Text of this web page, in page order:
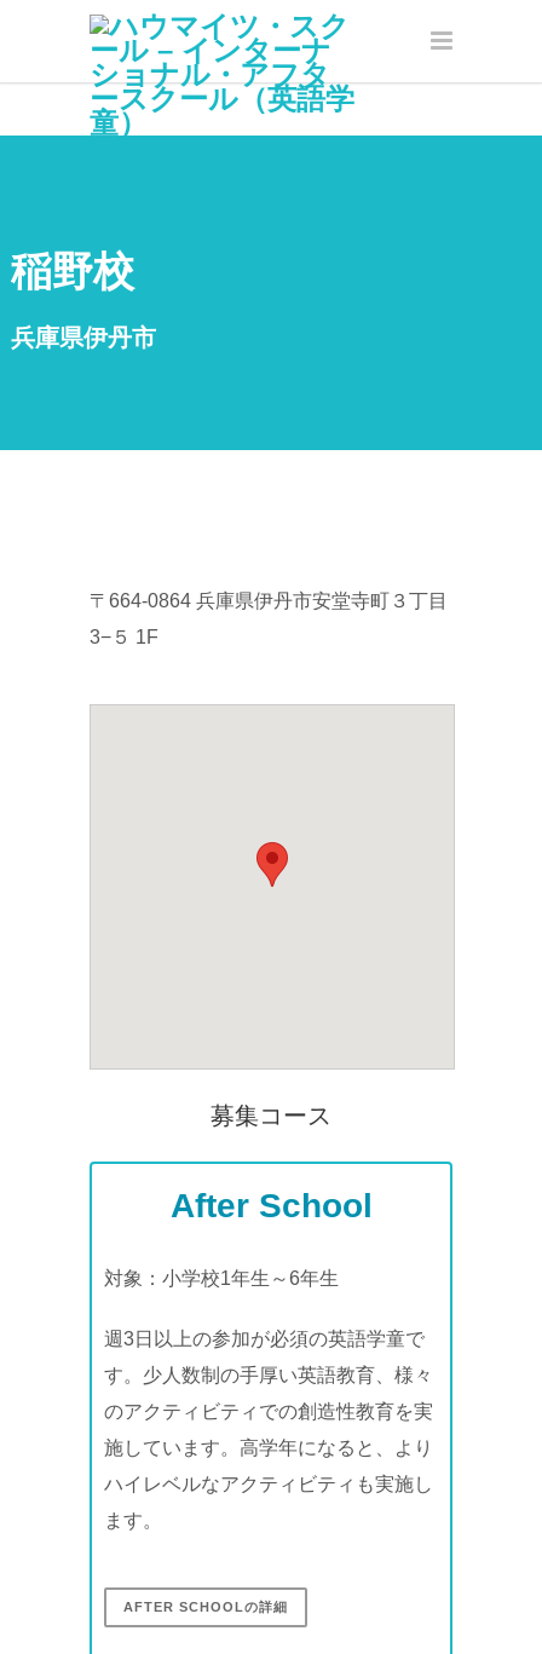
稲野校
兵庫県伊丹市
〒664-0864 兵庫県伊丹市安堂寺町３丁目
3−５ 1F
募集コース
After School
対象：小学校1年生～6年生
週3日以上の参加が必須の英語学童で
す。少人数制の手厚い英語教育、様々
のアクティビティでの創造性教育を実
施しています。高学年になると、より
ハイレベルなアクティビティも実施し
ます。
AFTER SCHOOLの詳細